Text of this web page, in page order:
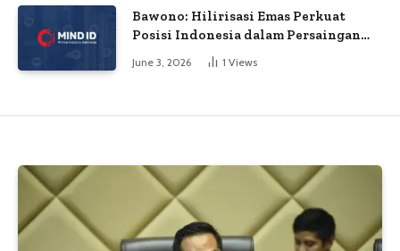
Bawono: Hilirisasi Emas Perkuat
Posisi Indonesia dalam Persaingan
Industri Global
June 3, 2026 1 Views